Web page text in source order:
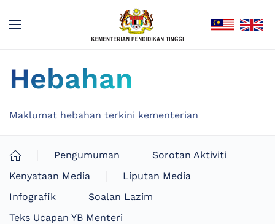
Hebahan
Maklumat hebahan terkini kementerian
Pengumuman
Sorotan Aktiviti
Kenyataan Media
Liputan Media
Infografik
Soalan Lazim
Teks Ucapan YB Menteri